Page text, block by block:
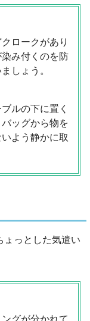
ロークがあり
み付くのを防
しょう。
ルの下に置く
ッグから物を
よう静かに取
ょっとした気遣い